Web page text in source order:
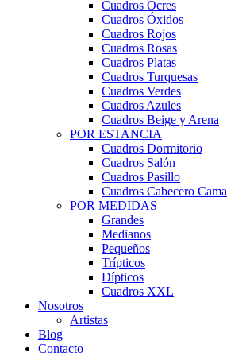
Cuadros Ocres
Cuadros Óxidos
Cuadros Rojos
Cuadros Rosas
Cuadros Platas
Cuadros Turquesas
Cuadros Verdes
Cuadros Azules
Cuadros Beige y Arena
POR ESTANCIA
Cuadros Dormitorio
Cuadros Salón
Cuadros Pasillo
Cuadros Cabecero Cama
POR MEDIDAS
Grandes
Medianos
Pequeños
Trípticos
Dípticos
Cuadros XXL
Nosotros
Artistas
Blog
Contacto